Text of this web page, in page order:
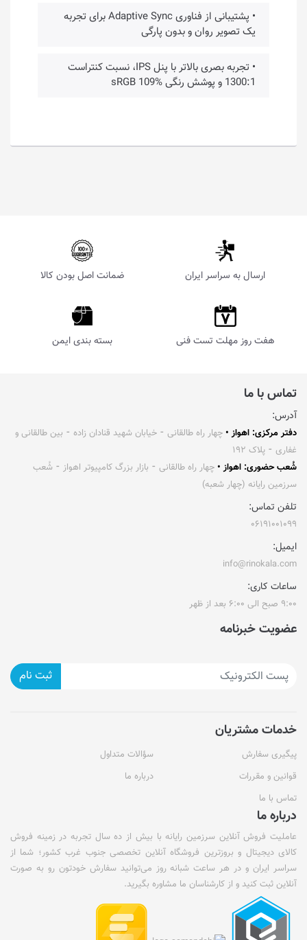
• پشتیبانی از فناوری Adaptive Sync برای تجربه
یک تصویر روان و بدون پارگی
• تجربه بصری بالاتر با پنل IPS، نسبت کنتراست
1300:1 و پوشش رنگی sRGB 109%
ارسال به سراسر ایران ضمانت اصل بودن کالا
هفت روز مهلت تست فنی بسته بندی ایمن
تماس با ما
آدرس:
دفتر مرکزی: اهواز • چهار راه طالقانی ⁃ خیابان شهید قنادان زاده ⁃ بین طالقانی و
غفاری ⁃ پلاک ۱۹۲
شُعب حضوری: اهواز • چهار راه طالقانی ⁃ بازار بزرگ کامپیوتر اهواز ⁃ شُعب
سرزمین رایانه (چهار شعبه)
تلفن تماس:
۰۶۱۹۱۰۰۱۰۹۹
ایمیل:
info@rinokala.com
ساعات کاری:
۹:۰۰ صبح الی ۶:۰۰ بعد از ظهر
عضویت خبرنامه
ثبت نام
خدمات مشتریان
پیگیری سفارش
سؤالات متداول
قوانین و مقررات
درباره ما
تماس با ما
درباره ما
عاملیت فروش آنلاین سرزمین رایانه با بیش از ده سال تجربه در زمینه فروش
کالای دیجیتال و بروزترین فروشگاه آنلاین تخصصی جنوب غرب کشور؛ شما از
سراسر ایران و در هر ساعت شبانه روز می‌توانید سفارش خودتون رو به صورت
آنلاین ثبت کنید و از کارشناسان ما مشاوره بگیرید.